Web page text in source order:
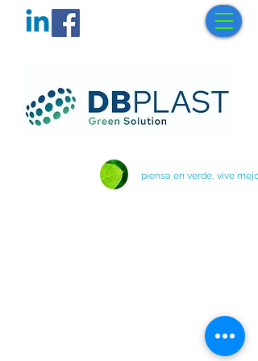
piensa en verde, vive mejor